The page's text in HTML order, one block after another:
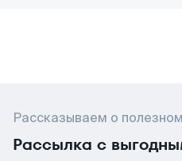
Рассказываем о
Рассылка с